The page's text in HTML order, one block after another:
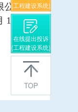
(工程建设系统)
在线提出投诉
(工程建设系统)
TOP
公司
1